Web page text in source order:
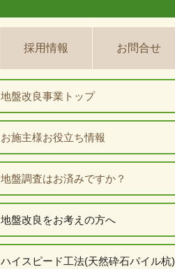
採用情報 お問合せ
地盤改良事業トップ
お施主様お役立ち情報
地盤調査はお済みですか？
地盤改良をお考えの方へ
ハイスピード工法(天然砕石パイル杭)